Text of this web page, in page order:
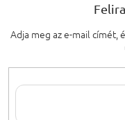
Adja meg az e-mail címét,